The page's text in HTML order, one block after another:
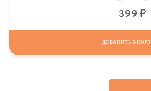
399
ДОБАВИТЬ В